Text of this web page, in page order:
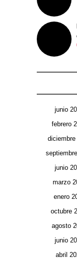
junio
febrero
diciembre
junio
marzo
enero
octubre
agosto
junio
abril